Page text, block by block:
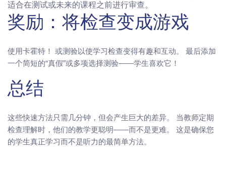
适合在测试或未来的课程之前进行审查。
奖励：将检查变成游戏
使用卡霍特！ 或测验以使学习检查变得有趣和互动。 最后添加
一个简短的“真假”或多项选择测验——学生喜欢它！
总结
这些快速方法只需几分钟，但会产生巨大的差异。 当教师定期
检查理解时，他们的教学更聪明——而不是更难。 这是确保您
的学生真正学习而不是听力的最简单方法。